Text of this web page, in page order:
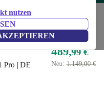
nutzen
G7 |
Pro | DE
489,99 €
Neu: 1.149,00 €